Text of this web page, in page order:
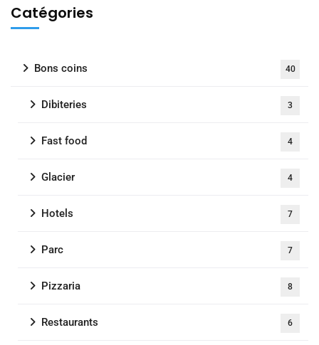
Catégories
Bons coins 40
Dibiteries 3
Fast food 4
Glacier 4
Hotels 7
Parc 7
Pizzaria 8
Restaurants 6